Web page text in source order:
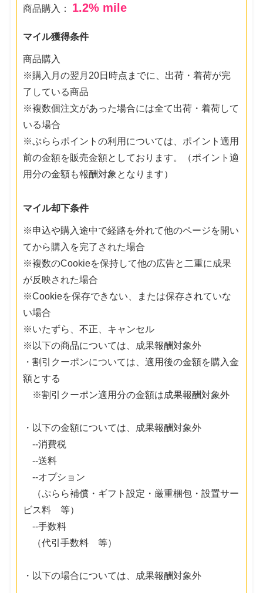
商品購入： 1.2% mile
マイル獲得条件
商品購入
※購入月の翌月20日時点までに、出荷・着荷が完
了している商品
※複数個注文があった場合には全て出荷・着荷して
いる場合
※ぷららポイントの利用については、ポイント適用
前の金額を販売金額としております。（ポイント適
用分の金額も報酬対象となります）
マイル却下条件
※申込や購入途中で経路を外れて他のページを開い
てから購入を完了された場合
※複数のCookieを保持して他の広告と二重に成果
が反映された場合
※Cookieを保存できない、または保存されていな
い場合
※いたずら、不正、キャンセル
※以下の商品については、成果報酬対象外
・割引クーポンについては、適用後の金額を購入金
額とする
※割引クーポン適用分の金額は成果報酬対象外
・以下の金額については、成果報酬対象外
--消費税
--送料
--オプション
（ぷらら補償・ギフト設定・厳重梱包・設置サー
ビス料 等）
--手数料
（代引手数料 等）
・以下の場合については、成果報酬対象外